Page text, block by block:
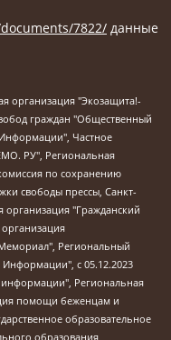
7822/ данные
Владимирович, Павлов Иван Юрьевич, Скворцова Елена Сергеевна, Общество с ограниченной ответственностью "Как бы инагент", Кочетков Игорь Викторович, Общество с ограниченной ответственностью "Честные выборы", Еланчик Олег Александрович, Общество с ограниченной ответственностью "Нобелевский призыв", Гималова Регина Эмилевна, Григорьев Андрей Валерьевич, Григорьева Алина Александровна, Ассоциация по содействию защите прав призывников, альтернативнослужащих и военнослужащих "Правозащитная группа "Гражданин.Армия.Право", Хисамова Регина Фаритовна, Автономная некоммерческая организация по реализации социально-правовых программ "Лилит", Дальневосточное общественное движение "Маяк", Санкт-Петербургская ЛГБТ-инициативная группа "Выход", Инициативная группа ЛГБТ+ "Реверс", Алексеев Андрей Викторович, Бекбулатова Таисия Львовна, Беляев Иван Михайлович, Владыкина Елена Сергеевна, Гельман Марат Александрович, Никульшина Вероника Юрьевна, Толоконникова Надежда Андреевна, Шендерович Виктор Анатольевич, Общество с ограниченной ответственностью "Данное сообщение", Общество с ограниченной ответственностью Издательский дом "Новая глава", Айнбиндер Александра Александровна, Московский комьюнити-центр для ЛГБТ+инициатив, Благотворительный фонд развития филантропии, Deutsche Welle (Германия, Kurt-Schumacher-Strasse 3, 53113 Bonn), Борзунова Мария Михайловна, Воробьев Виктор Викторович, Голубева Анна Львовна, Константинова Алла Михайловна, Малкова Ирина Владимировна, Мурадов Мурад Абдулгалимович, Осетинская Елизавета Николаевна, Понасенков Евгений Николаевич, Ганапольский Матвей Юрьевич, Киселев Евгений Алексеевич, Борухович Ирина Григорьевна, Дремин Иван Тимофеевич, Дубровский Дмитрий Викторович, Красноярская региональная общественная организация поддержки и развития альтернативных образовательных технологий и межкультурных коммуникаций "ИНТЕРРА", Маяковская Екатерина Алексеевна, Фейгин Марк Захарович, Филимонов Андрей Викторович, Дзугкоева Регина Николаевна, Доброхотов Роман Александрович, Дудь Юрий Александрович, Елкин Сергей Владимирович, Кругликов Кирилл Игоревич, Сабунаева Мария Леонидовна, Семенов Алексей Владимирович, Шаинян Карен Багратович, Шульман Екатерина Михайловна, Асафьев Артур Валерьевич, Вахштайн Виктор Семенович, Венедиктов Алексей Алексеевич, Лушникова Екатерина Евгеньевна, Волков Леонид Михайлович, Невзоров Александр Глебович, Пархоменко Сергей Борисович, Сироткин Ярослав Николаевич, Кара-Мурза Владимир Владимирович, Баранова Наталья Владимировна, Гозман Леонид Яковлевич, Кагарлицкий Борис Юльевич, Климарев Михаил Валерьевич, Милов Владимир Станиславович, Автономная некоммерческая организация Краснодарский центр современного искусства "Типография", Моргенштерн Алишер Тагирович, Соболь Любовь Эдуардовна, Общество с ограниченной ответственностью "ЛИЗА НОРМ", Каспаров Гарри Кимович, Ходорковский Михаил Борисович, Общество с ограниченной ответственностью "Апрельские тезисы", Данилович Ирина Брониславовна, Кашин Олег Владимирович, Петров Николай Владимирович, Пивоваров Алексей Владимирович, Соколов Михаил Владимирович, Цветкова Юлия Владимировна, Чичваркин Евгений Александрович, Комитет против пыток/Команда против пыток, Общество с ограниченной ответственностью "Первый научный", Общество с ограниченной ответственностью "Вертолет и ко", Белоцерковская Вероника Борисовна, Кац Максим Евгеньевич, Лазарева Татьяна Юрьевна, Шаведдинов Руслан Табризович, Яшин Илья Валерьевич, Общество с ограниченной ответственностью "Иноагент ААВ", Алешковский Дмитрий Петрович, Альбац Евгения Марковна, Быков Дмитрий Львович, Галямина Юлия Евгеньевна, Лойко Сергей Леонидович, Мартынов Кирилл Константинович, Медведев Сергей Александрович, Крашенинников Федор Геннадиевич, Гордеева Катерина Вл